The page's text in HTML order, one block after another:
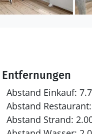
Entfernungen
Abstand Einkauf:
Abstand
Abstand Strand: